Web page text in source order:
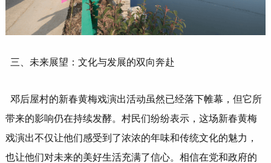
三、未来展望：文化与发展的双向奔赴
邓后屋村的新春黄梅戏演出活动虽然已经落下帷幕，但它所
带来的影响仍在持续发酵。村民们纷纷表示，这场新春黄梅
戏演出不仅让他们感受到了浓浓的年味和传统文化的魅力，
也让他们对未来的美好生活充满了信心。相信在党和政府的